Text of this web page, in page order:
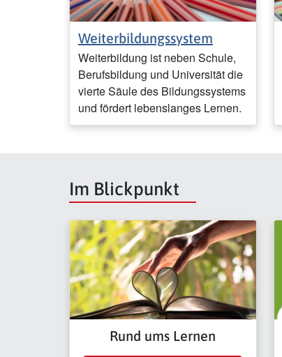
Weiterbildungssystem
Weiterbildung ist neben Schule,
Berufsbildung und Universität die
vierte Säule des Bildungssystems
und fördert lebenslanges Lernen.
Im Blickpunkt
Rund ums Lernen